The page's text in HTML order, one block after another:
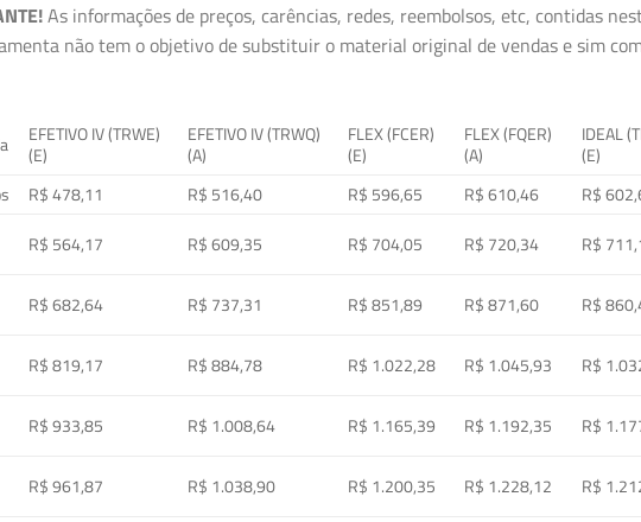
As informações de preços, carências, redes, reembolsos, etc, contidas
não tem o objetivo de substituir o material original de vendas e sim
EFETIVO IV (TRWE)
(E)
EFETIVO IV (TRWQ)
(A)
FLEX (FCER)
(E)
FLEX (FQER)
(A)
IDEAL
(E)
R$ 478,11 R$ 516,40 R$ 596,65 R$ 610,46 R$
R$ 564,17 R$ 609,35 R$ 704,05 R$ 720,34 R$
R$ 682,64 R$ 737,31 R$ 851,89 R$ 871,60 R$
R$ 819,17 R$ 884,78 R$ 1.022,28 R$ 1.045,93 R$
R$ 933,85 R$ 1.008,64 R$ 1.165,39 R$ 1.192,35 R$
R$ 961,87 R$ 1.038,90 R$ 1.200,35 R$ 1.228,12 R$